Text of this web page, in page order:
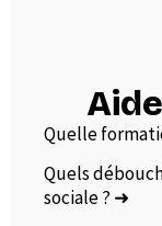
Quelle
Quels
sociale ? ➜